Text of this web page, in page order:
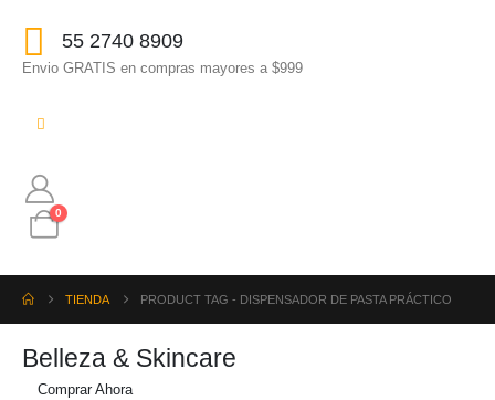
55 2740 8909
Envio GRATIS en compras mayores a $999
0
TIENDA PRODUCT TAG - DISPENSADOR DE PASTA PRÁCTICO
Belleza & Skincare
Comprar Ahora